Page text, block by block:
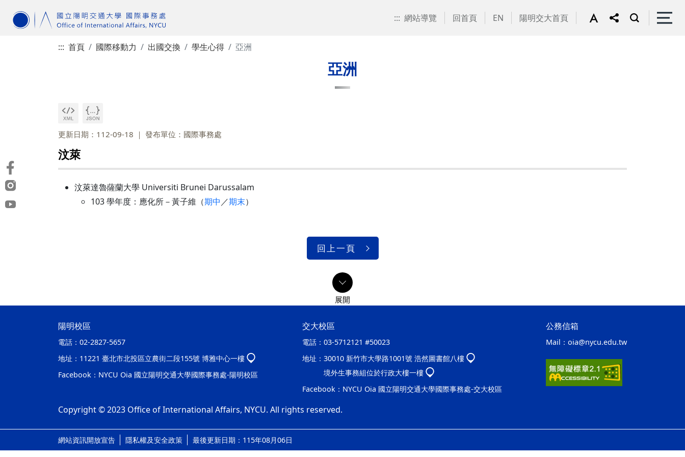
::: 網站導覽 回首頁 EN 陽明交大首頁
::: 首頁 國際移動力 出國交換 學生心得 亞洲
亞洲
更新日期：112-09-18 發布單位：國際事務處
汶萊
汶萊達魯薩蘭大學 Universiti Brunei Darussalam
103 學年度：應化所－黃子維（期中 ／期末）
回上一頁
陽明校區
電話： 02-2827-5657
地址： 11221 臺北市北投區立農街二段155號 博雅中心一樓
Facebook： NYCU Oia 國立陽明交通大學國際事務處-陽明校區
交大校區
電話： 03-5712121 #50023
地址： 30010 新竹市大學路1001號 浩然圖書館八樓
境外生事務組位於行政大樓一樓
Facebook： NYCU Oia 國立陽明交通大學國際事務處-交大校區
公務信箱
Mail： oia@nycu.edu.tw
Copyright © 2023 Office of International Affairs, NYCU. All rights reserved.
網站資訊開放宣告 隱私權及安全政策 最後更新日期：115年08月06日